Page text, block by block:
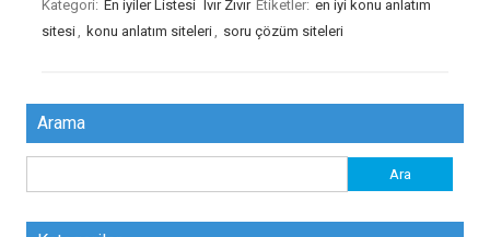
Kategori: En iyiler Listesi Ivır Zıvır Etiketler: en iyi konu anlatım
sitesi, konu anlatım siteleri, soru çözüm siteleri
Arama